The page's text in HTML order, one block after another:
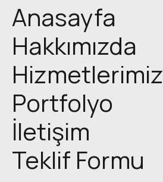
Anasayfa
Hakkımızda
Hizmetlerimiz
Portfolyo
İletişim
Teklif Formu